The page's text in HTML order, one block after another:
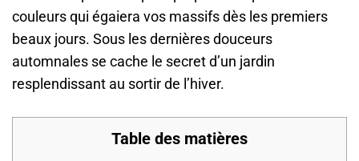
couleurs qui égaiera vos massifs dès les premiers
beaux jours. Sous les dernières douceurs
automnales se cache le secret d’un jardin
resplendissant au sortir de l’hiver.
Table des matières